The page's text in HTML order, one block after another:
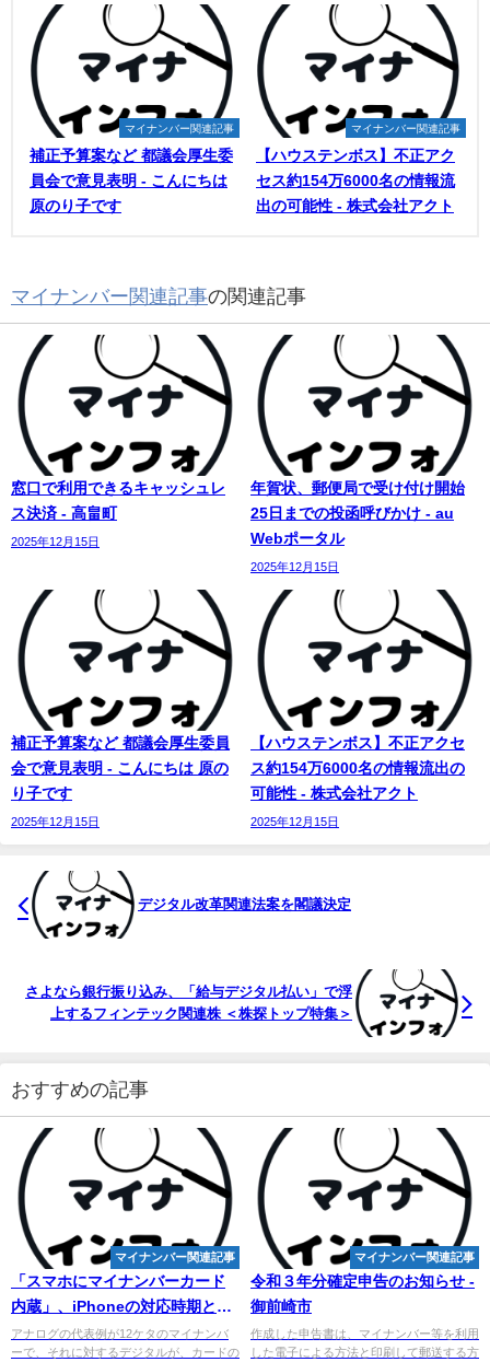
マイナンバー関連記事
補正予算案など 都議会厚生委
員会で意見表明 - こんにちは
原のり子です
マイナンバー関連記事
【ハウステンボス】不正アク
セス約154万6000名の情報流
出の可能性 - 株式会社アクト
マイナンバー関連記事の関連記事
窓口で利用できるキャッシュレ
ス決済 - 高畠町
2025年12月15日
年賀状、郵便局で受け付け開始
25日までの投函呼びかけ - au
Webポータル
2025年12月15日
補正予算案など 都議会厚生委員
会で意見表明 - こんにちは 原の
り子です
2025年12月15日
【ハウステンボス】不正アクセ
ス約154万6000名の情報流出の
可能性 - 株式会社アクト
2025年12月15日
デジタル改革関連法案を閣議決定
さよなら銀行振り込み、「給与デジタル払い」で浮
上するフィンテック関連株 ＜株探トップ特集＞
おすすめの記事
マイナンバー関連記事
「スマホにマイナンバーカード
内蔵」、iPhoneの対応時期とス
マホ搭載の仕組みとは
アナログの代表例が12ケタのマイナンバ
ーで、それに対するデジタルが、カードの
マイナンバー関連記事
令和３年分確定申告のお知らせ -
御前崎市
作成した申告書は、マイナンバー等を利用
した電子による方法と印刷して郵送する方